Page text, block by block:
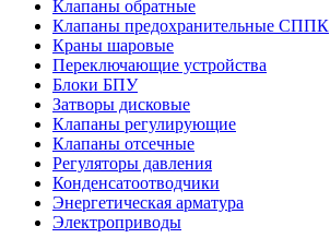
Клапаны обратные
Клапаны предохранительные СППК
Краны шаровые
Переключающие устройства
Блоки БПУ
Затворы дисковые
Клапаны регулирующие
Клапаны отсечные
Регуляторы давления
Конденсатоотводчики
Энергетическая арматура
Электроприводы